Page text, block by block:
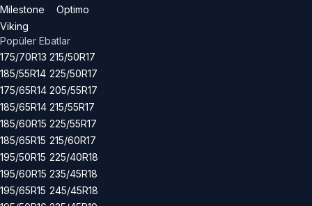
Milestone
Viking
Optimo
Popüler Ebatlar
175/70R13
185/55R14
175/65R14
185/65R14
185/60R15
185/65R15
195/50R15
195/60R15
195/65R15
215/50R17
225/50R17
205/55R17
215/55R17
225/55R17
215/60R17
225/40R18
235/45R18
245/45R18